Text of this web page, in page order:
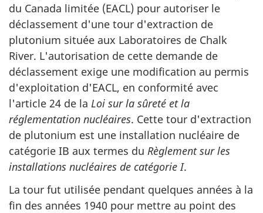
du Canada limitée (EACL) pour autoriser le
déclassement d'une tour d'extraction de
plutonium située aux Laboratoires de Chalk
River. L'autorisation de cette demande de
déclassement exige une modification au permis
d'exploitation d'EACL, en conformité avec
l'article 24 de la Loi sur la sûreté et la
réglementation nucléaires. Cette tour d'extraction
de plutonium est une installation nucléaire de
catégorie IB aux termes du Règlement sur les
installations nucléaires de catégorie I.
La tour fut utilisée pendant quelques années à la
fin des années 1940 pour mettre au point des